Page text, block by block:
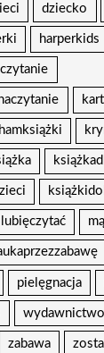
dziecko
harperkids
lubięczytać
pielęgnacja
zabawa